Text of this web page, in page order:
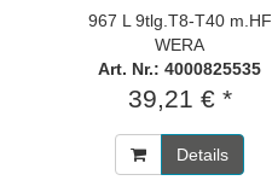
967 L 9tlg.T8-T40 m.HF
WERA
Art. Nr.: 4000825535
39,21 € *
Details